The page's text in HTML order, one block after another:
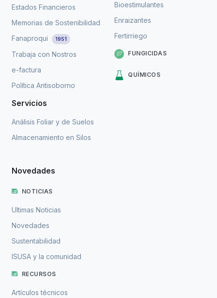
Estados Financieros
Memorias de Sostenibilidad
Fanaproqui
1951
Trabaja con Nostros
e-factura
Política Antisoborno
Servicios
Análisis Foliar y de Suelos
Almacenamiento en Silos
Bioestimulantes
Enraizantes
Fertirriego
FUNGICIDAS
QUÍMICOS
Novedades
NOTICIAS
Ultimas Noticias
Novedades
Sustentabilidad
ISUSA y la comunidad
RECURSOS
Artículos técnicos